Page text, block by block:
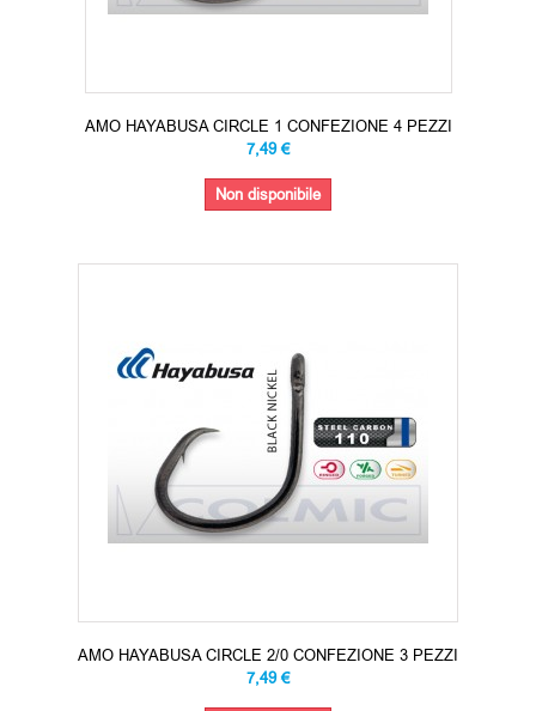
AMO HAYABUSA CIRCLE 1 CONFEZIONE 4 PEZZI
7,49 €
Non disponibile
AMO HAYABUSA CIRCLE 2/0 CONFEZIONE 3 PEZZI
7,49 €